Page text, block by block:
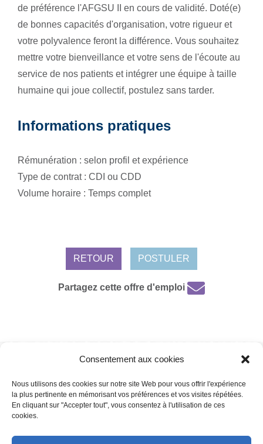
Consentement aux cookies
Nous utilisons des cookies sur notre site Web pour vous offrir l'expérience
la plus pertinente en mémorisant vos préférences et vos visites répétées.
En cliquant sur "Accepter tout", vous consentez à l'utilisation de ces
cookies.
de préférence l'AFGSU II en cours de validité. Doté(e)
de bonnes capacités d'organisation, votre rigueur et
votre polyvalence feront la différence. Vous souhaitez
mettre votre bienveillance et votre sens de l'écoute au
service de nos patients et intégrer une équipe à taille
humaine qui joue collectif, postulez sans tarder.
Informations pratiques
Rémunération : selon profil et expérience
Type de contrat : CDI ou CDD
Volume horaire : Temps complet
RETOUR POSTULER
Partagez cette offre d'emploi
Protection de données personnelles /